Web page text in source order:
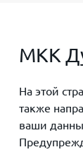
МКК
На этой
также
ваши